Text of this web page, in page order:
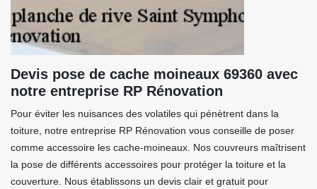
Devis pose de cache moineaux 69360 avec
notre entreprise RP Rénovation
Pour éviter les nuisances des volatiles qui pénètrent dans la
toiture, notre entreprise RP Rénovation vous conseille de poser
comme accessoire les cache-moineaux. Nos couvreurs maîtrisent
la pose de différents accessoires pour protéger la toiture et la
couverture. Nous établissons un devis clair et gratuit pour